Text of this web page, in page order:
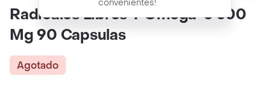
convenientes!
Radicales Libres Y Omega-3 300
Mg 90 Capsulas
Agotado